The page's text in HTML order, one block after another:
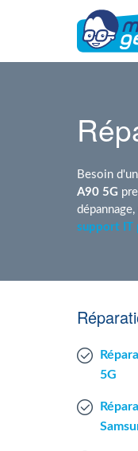
Besoin
A90 5G
support IT
5G